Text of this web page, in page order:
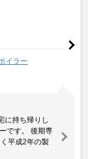
イラー
に持ち帰りし
です。 後期専
平成2年の製